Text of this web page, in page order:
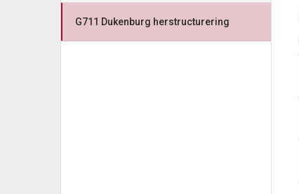
G711 Dukenburg herstructurering